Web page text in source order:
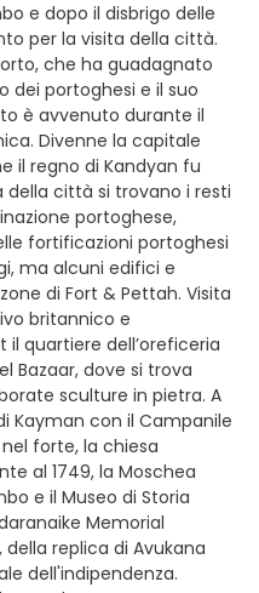
e dopo il disbrigo delle
per la visita della città.
che ha guadagnato
dei portoghesi e il suo
è avvenuto durante il
Divenne la capitale
il regno di Kandyan fu
della città si trovano i resti
portoghese,
fortificazioni portoghesi
ma alcuni edifici e
di Fort & Pettah. Visita
britannico e
il quartiere dell’oreficeria
Bazaar, dove si trova
sculture in pietra. A
Kayman con il Campanile
forte, la chiesa
al 1749, la Moschea
e il Museo di Storia
Memorial
replica di Avukana
dell'indipendenza.